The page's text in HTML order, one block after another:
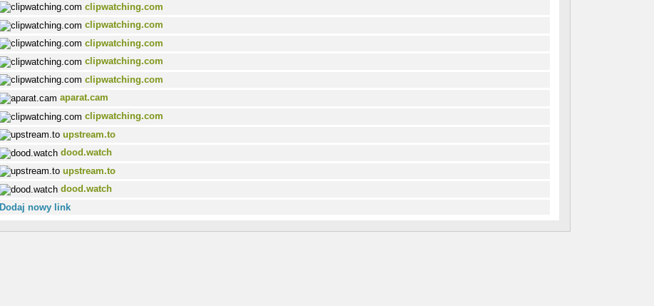
clipwatching.com
clipwatching.com
clipwatching.com
clipwatching.com
clipwatching.com
aparat.cam
clipwatching.com
upstream.to
dood.watch
upstream.to
dood.watch
Dodaj nowy link